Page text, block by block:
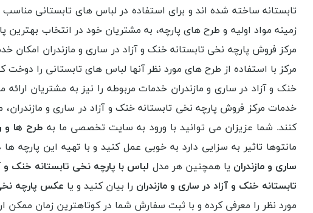
تابستانه ساخته شده اند و برای استفاده در لباس های تابستانی مناسب
زمینه مواد اولیه و طرح های پارچه، به مشتریان خود در انتخاب
مرکز فروش پارچه نخی تابستانه خنک و آزاد در ساری و مازندران
مرکز با استفاده از طرح های مورد نظر آنها لباس های تابستانی را
خنک و آزاد در ساری و مازندران خدمات مربوطه را نیز به مشتریان
خدمات مرکز فروش پارچه نخی تابستانه خنک و آزاد در ساری و
کنند. شما عزیزان می توانید با ورود به سایت تخصصی ما بهطرح ها و
مانتوها تاثیر به سزایی دارد به خوبی عمل کنید و با تهیه این پارچه ها
ساری و مازندران یا همچنین هر مدل لباس با پارچه نخی تابستانه خنک و
تابستانه خنک و آزاد در ساری و مازندران را بیان کنید و یا عکس پارچه نخی
مورد نظر را معرفی کرده و با ثبت سفارش شما در کوتاهترین زمان ممکن